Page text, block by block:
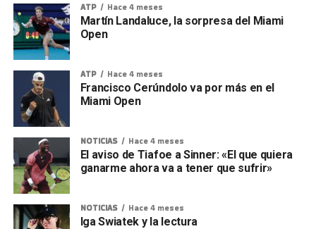
ATP Hace 4 meses
Martín Landaluce, la sorpresa del Miami
Open
ATP Hace 4 meses
Francisco Cerúndolo va por más en el
Miami Open
NOTICIAS Hace 4 meses
El aviso de Tiafoe a Sinner: «El que quiera
ganarme ahora va a tener que sufrir»
NOTICIAS Hace 4 meses
Iga Swiatek y la lectura